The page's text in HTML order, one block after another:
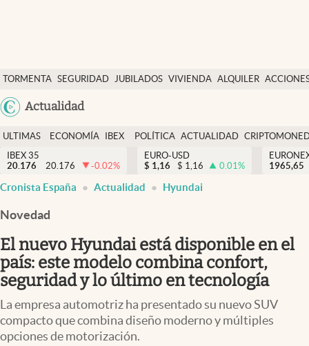
TORMENTA SEGURIDAD JUBILADOS VIVIENDA ALQUILER
USA
Actualidad
Economía y finanzas
Política
Actualidad
Criptomonedas
España
ULTIMAS
NOTICIAS
ECONOMÍA
FINANZAS
IBEX
EURO
POLÍTICA ACTUALIDAD
IBEX 35
20.176
20.176 -0.02%
EURO-USD
$ 1,16 $ 1,16 0.01%
1965,65
Cronista España Actualidad Hyundai
Novedad
El nuevo Hyundai está disponible en el
país: este modelo combina confort,
seguridad y lo último en tecnología
La empresa automotriz ha presentado su nuevo SUV
compacto que combina diseño moderno y múltiples
opciones de motorización.